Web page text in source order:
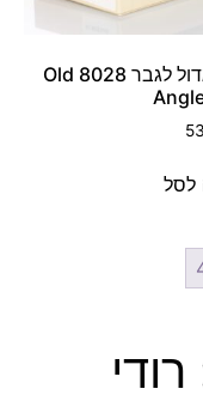
ארנק גדול לגבר 8028 Old
לסל